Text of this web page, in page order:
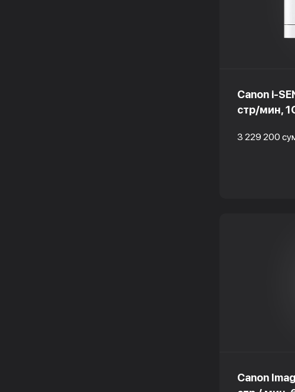
Canon i-
стр/мин,
3 229 200
Canon